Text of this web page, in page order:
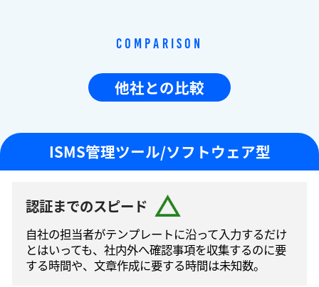
Comparison
他社との比較
ISMS管理ツール/ソフトウェア型
認証までのスピード
自社の担当者がテンプレートに沿って⼊⼒するだけ
とはいっても、社内外へ確認事項を収集するのに要
する時間や、文章作成に要する時間は未知数。